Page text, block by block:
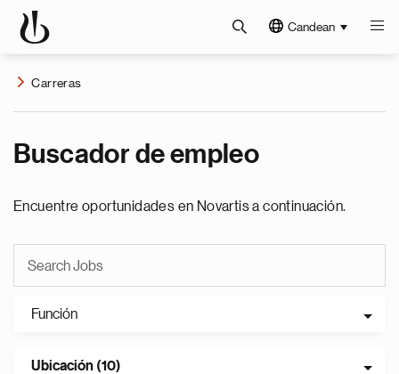
Candean
Carreras
Buscador de empleo
Encuentre oportunidades en Novartis a continuación.
Función
Ubicación (10)